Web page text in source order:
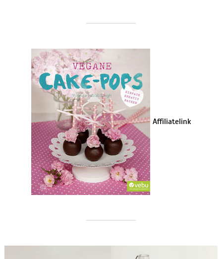
Affiliatelink